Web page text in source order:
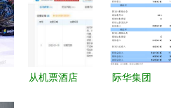
从机票酒店
际华集团